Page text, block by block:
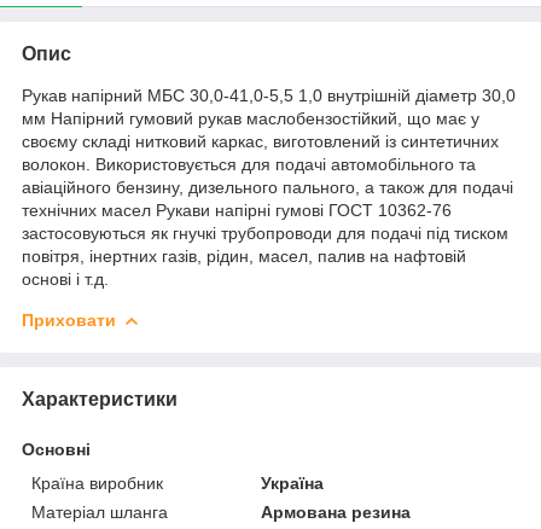
Опис
Рукав напірний МБС 30,0-41,0-5,5 1,0 внутрішній діаметр 30,0
мм Напірний гумовий рукав маслобензостійкий, що має у
своєму складі нитковий каркас, виготовлений із синтетичних
волокон. Використовується для подачі автомобільного та
авіаційного бензину, дизельного пального, а також для подачі
технічних масел Рукави напірні гумові ГОСТ 10362-76
застосовуються як гнучкі трубопроводи для подачі під тиском
повітря, інертних газів, рідин, масел, палив на нафтовій
основі і т.д.
Приховати
Характеристики
Основні
Країна виробник
Україна
Матеріал шланга
Армована резина